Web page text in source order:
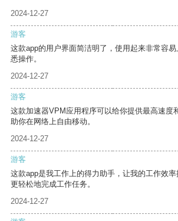
2024-12-27
游客
这款app的用户界面简洁明了，使用起来非常容
悉操作。
2024-12-27
游客
这款加速器VPM应用程序可以给你提供最高速度
助你在网络上自由移动。
2024-12-27
游客
这款app是我工作上的得力助手，让我的工作效
更轻松地完成工作任务。
2024-12-27